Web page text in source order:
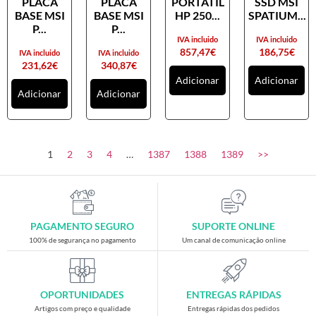
Placas gráficas
SAIS
Ventoínhas
Computadores
All-in-One
Gaming
Acessórios gaming
Cadeiras gaming
Merchandising
BASE MSI
P...
231,62€
IVA incluido
Adicionar
BASE MSI
P...
340,87€
IVA incluido
Adicionar
HP 250...
857,47€
IVA incluido
Adicionar
SPATIUM...
186,75€
IVA incluido
Adicionar
1 2 3 4 … 1387 1388 1389 >>
PAGAMENTO SEGURO
100% de segurança no pagamento
SUPORTE ONLINE
Um canal de comunicação online
OPORTUNIDADES
Artigos com preço e qualidade
ENTREGAS RÁPIDAS
Entregas rápidas dos pedidos